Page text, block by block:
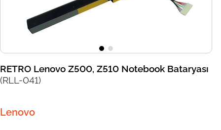
RETRO Lenovo Z500, Z510 Notebook Bataryası
(RLL-041)
Lenovo